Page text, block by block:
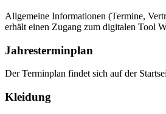
Allgemeine Informationen (Termine,
erhält einen Zugang zum digitalen Tool
Jahresterminplan
Der Terminplan findet sich auf der
Kleidung